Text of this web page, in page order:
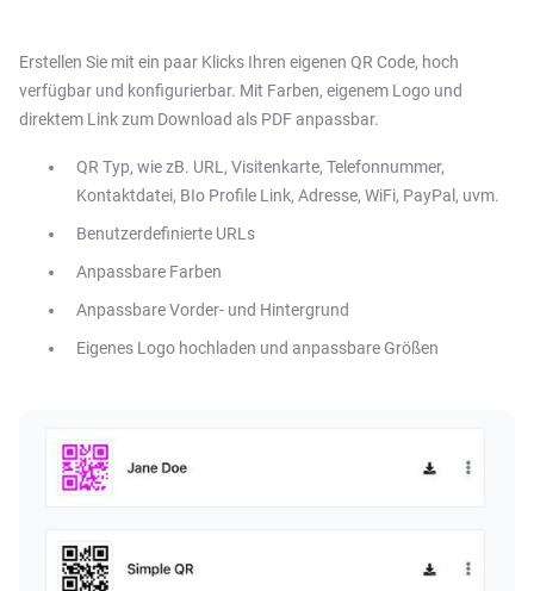
Erstellen Sie mit ein paar Klicks Ihren eigenen QR Code, hoch
verfügbar und konfigurierbar. Mit Farben, eigenem Logo und
direktem Link zum Download als PDF anpassbar.
QR Typ, wie zB. URL, Visitenkarte, Telefonnummer,
Kontaktdatei, BIo Profile Link, Adresse, WiFi, PayPal, uvm.
Benutzerdefinierte URLs
Anpassbare Farben
Anpassbare Vorder- und Hintergrund
Eigenes Logo hochladen und anpassbare Größen